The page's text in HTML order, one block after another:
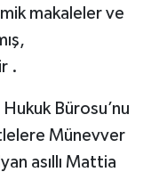
makaleler ve
.
Bürosu’nu
Münevver
asıllı Mattia